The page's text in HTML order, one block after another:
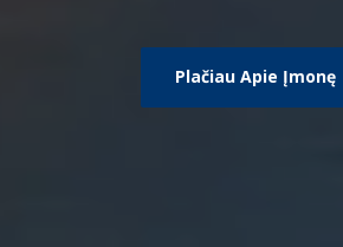
Plačiau Apie Įmonę